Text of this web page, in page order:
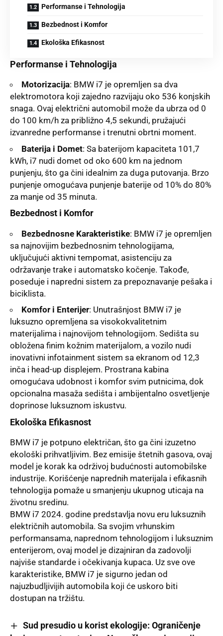
Performanse i Tehnologija
Bezbednost i Komfor
Ekološka Efikasnost
Performanse i Tehnologija
Motorizacija: BMW i7 je opremljen sa dva
elektromotora koji zajedno razvijaju oko 536 konjskih
snaga. Ovaj električni automobil može da ubrza od 0
do 100 km/h za približno 4,5 sekundi, pružajući
izvanredne performanse i trenutni obrtni moment.
Baterija i Domet: Sa baterijom kapaciteta 101,7
kWh, i7 nudi domet od oko 600 km na jednom
punjenju, što ga čini idealnim za duga putovanja. Brzo
punjenje omogućava punjenje baterije od 10% do 80%
za manje od 35 minuta.
Bezbednost i Komfor
Bezbednosne Karakteristike: BMW i7 je opremljen
sa najnovijim bezbednosnim tehnologijama,
uključujući aktivni tempomat, asistenciju za
održavanje trake i automatsko kočenje. Takođe,
poseduje i napredni sistem za prepoznavanje pešaka i
biciklista.
Komfor i Enterijer: Unutrašnjost BMW i7 je
luksuzno opremljena sa visokokvalitetnim
materijalima i najnovijom tehnologijom. Sedišta su
obložena finim kožnim materijalom, a vozilo nudi
inovativni infotainment sistem sa ekranom od 12,3
inča i head-up displejem. Prostrana kabina
omogućava udobnost i komfor svim putnicima, dok
opcionalna masaža sedišta i ambijentalno osvetljenje
doprinose luksuznom iskustvu.
Ekološka Efikasnost
BMW i7 je potpuno električan, što ga čini izuzetno
ekološki prihvatljivim. Bez emisije štetnih gasova, ovaj
model je korak ka održivoj budućnosti automobilske
industrije. Korišćenje naprednih materijala i efikasnih
tehnologija pomaže u smanjenju ukupnog uticaja na
životnu sredinu.
BMW i7 2024. godine predstavlja novu eru luksuznih
električnih automobila. Sa svojim vrhunskim
performansama, naprednom tehnologijom i luksuznim
enterijerom, ovaj model je dizajniran da zadovolji
najviše standarde i očekivanja kupaca. Uz sve ove
karakteristike, BMW i7 je sigurno jedan od
najuzbudljivijih automobila koji će uskoro biti
dostupan na tržištu.
Sud presudio u korist ekologije: Ograničenje